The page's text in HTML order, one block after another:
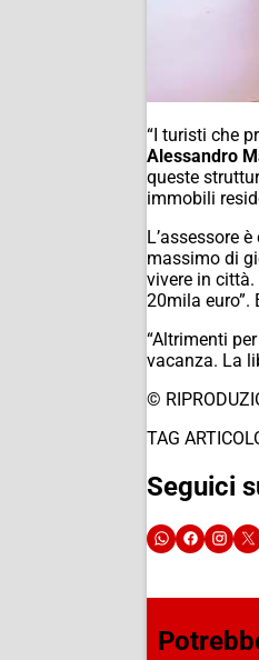
“I turisti che
Alessandro
queste
immobili
L’assessore
massimo di
vivere in
20mila euro”.
“Altrimenti
vacanza. La
©
TAG
Seguici